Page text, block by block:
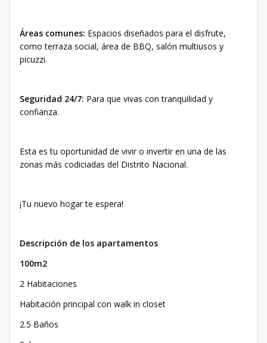
Áreas comunes: Espacios diseñados para el disfrute,
como terraza social, área de BBQ, salón multiusos y
picuzzi.
Seguridad 24/7: Para que vivas con tranquilidad y
confianza.
Esta es tu oportunidad de vivir o invertir en una de las
zonas más codiciadas del Distrito Nacional.
¡Tu nuevo hogar te espera!
Descripción de los apartamentos
100m2
2 Habitaciones
Habitación principal con walk in closet
2.5 Baños